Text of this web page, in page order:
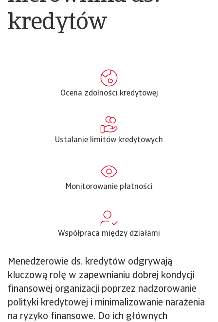
kredytów
Ocena zdolności kredytowej
Ustalanie limitów kredytowych
Monitorowanie płatności
Współpraca między działami
Menedżerowie ds. kredytów odgrywają
kluczową rolę w zapewnianiu dobrej kondycji
finansowej organizacji poprzez nadzorowanie
polityki kredytowej i minimalizowanie narażenia
na ryzyko finansowe. Do ich głównych